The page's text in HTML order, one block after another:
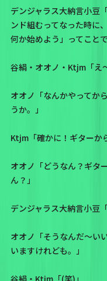
デンジャラス大納言小豆
ンド組むってなった時に
何か始めよう」ってこと
谷絹・オオノ・Ktjm「え
オオノ「なんかやってか
うか。」
Ktjm「確かに！ギターか
オオノ「どうなん？ギタ
ん？」
デンジャラス大納言小豆
オオノ「そうなんだ～い
いますけれども。」